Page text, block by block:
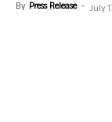
By Press Release - July